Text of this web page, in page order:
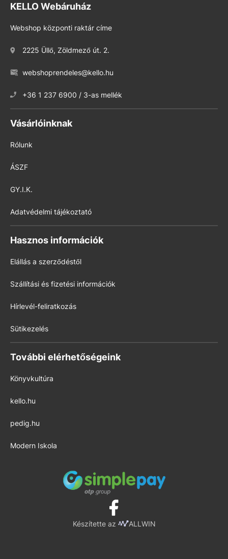
KELLO Webáruház
Webshop központi raktár címe
2225 Üllő, Zöldmező út. 2.
webshoprendeles@kello.hu
+36 1 237 6900 / 3-as mellék
Vásárlóinknak
Rólunk
ÁSZF
GY.I.K.
Adatvédelmi tájékoztató
Hasznos információk
Elállás a szerződéstől
Szállítási és fizetési információk
Hírlevél-feliratkozás
Sütikezelés
További elérhetőségeink
Könyvkultúra
kello.hu
pedig.hu
Modern Iskola
Készítette az ALLWIN